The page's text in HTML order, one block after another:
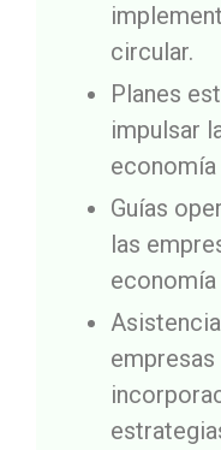
circular.
Planes
impulsar
Guías
las